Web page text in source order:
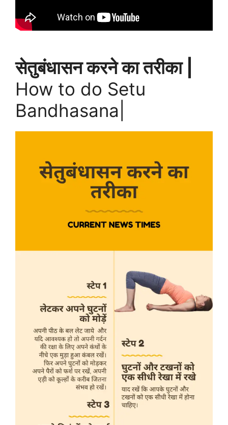
सेतुबंधासन करने का तरीका |
How to do Setu
Bandhasana|